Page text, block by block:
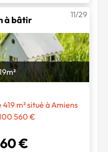
à bâtir
11/29
m²
m² situé à Amiens
560 €
€